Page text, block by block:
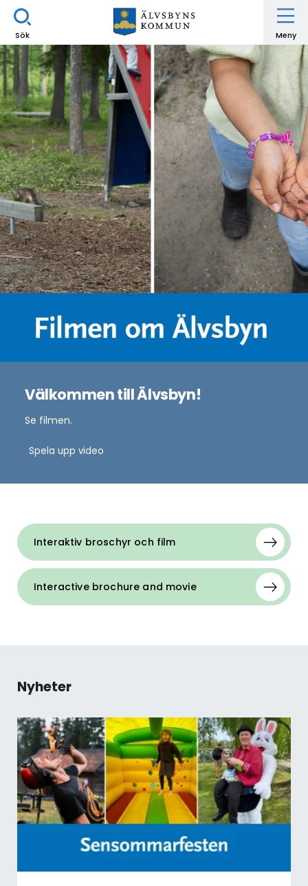
Sök Meny
Välkommen till Älvsbyn!
Se filmen.
Spela upp video
Interaktiv broschyr och film
Interactive brochure and movie
Nyheter